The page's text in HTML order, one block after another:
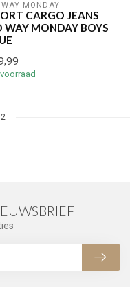
WAY MONDAY
CARGO JEANS
WAY MONDAY BOYS